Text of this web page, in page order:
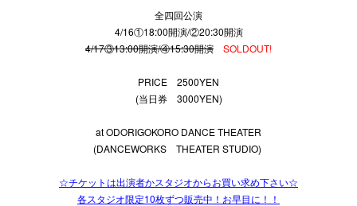
全四回公演
4/16①18:00開演/②20:30開演
4/17③13:00開演/④15:30開演
SOLDOUT!
PRICE 2500YEN
(当日券 3000YEN)
at ODORIGOKORO DANCE THEATER
(DANCEWORKS THEATER STUDIO)
☆チケットは出演者かスタジオからお買い求め下さい☆
各スタジオ限定10枚ずつ販売中！お早目に！！